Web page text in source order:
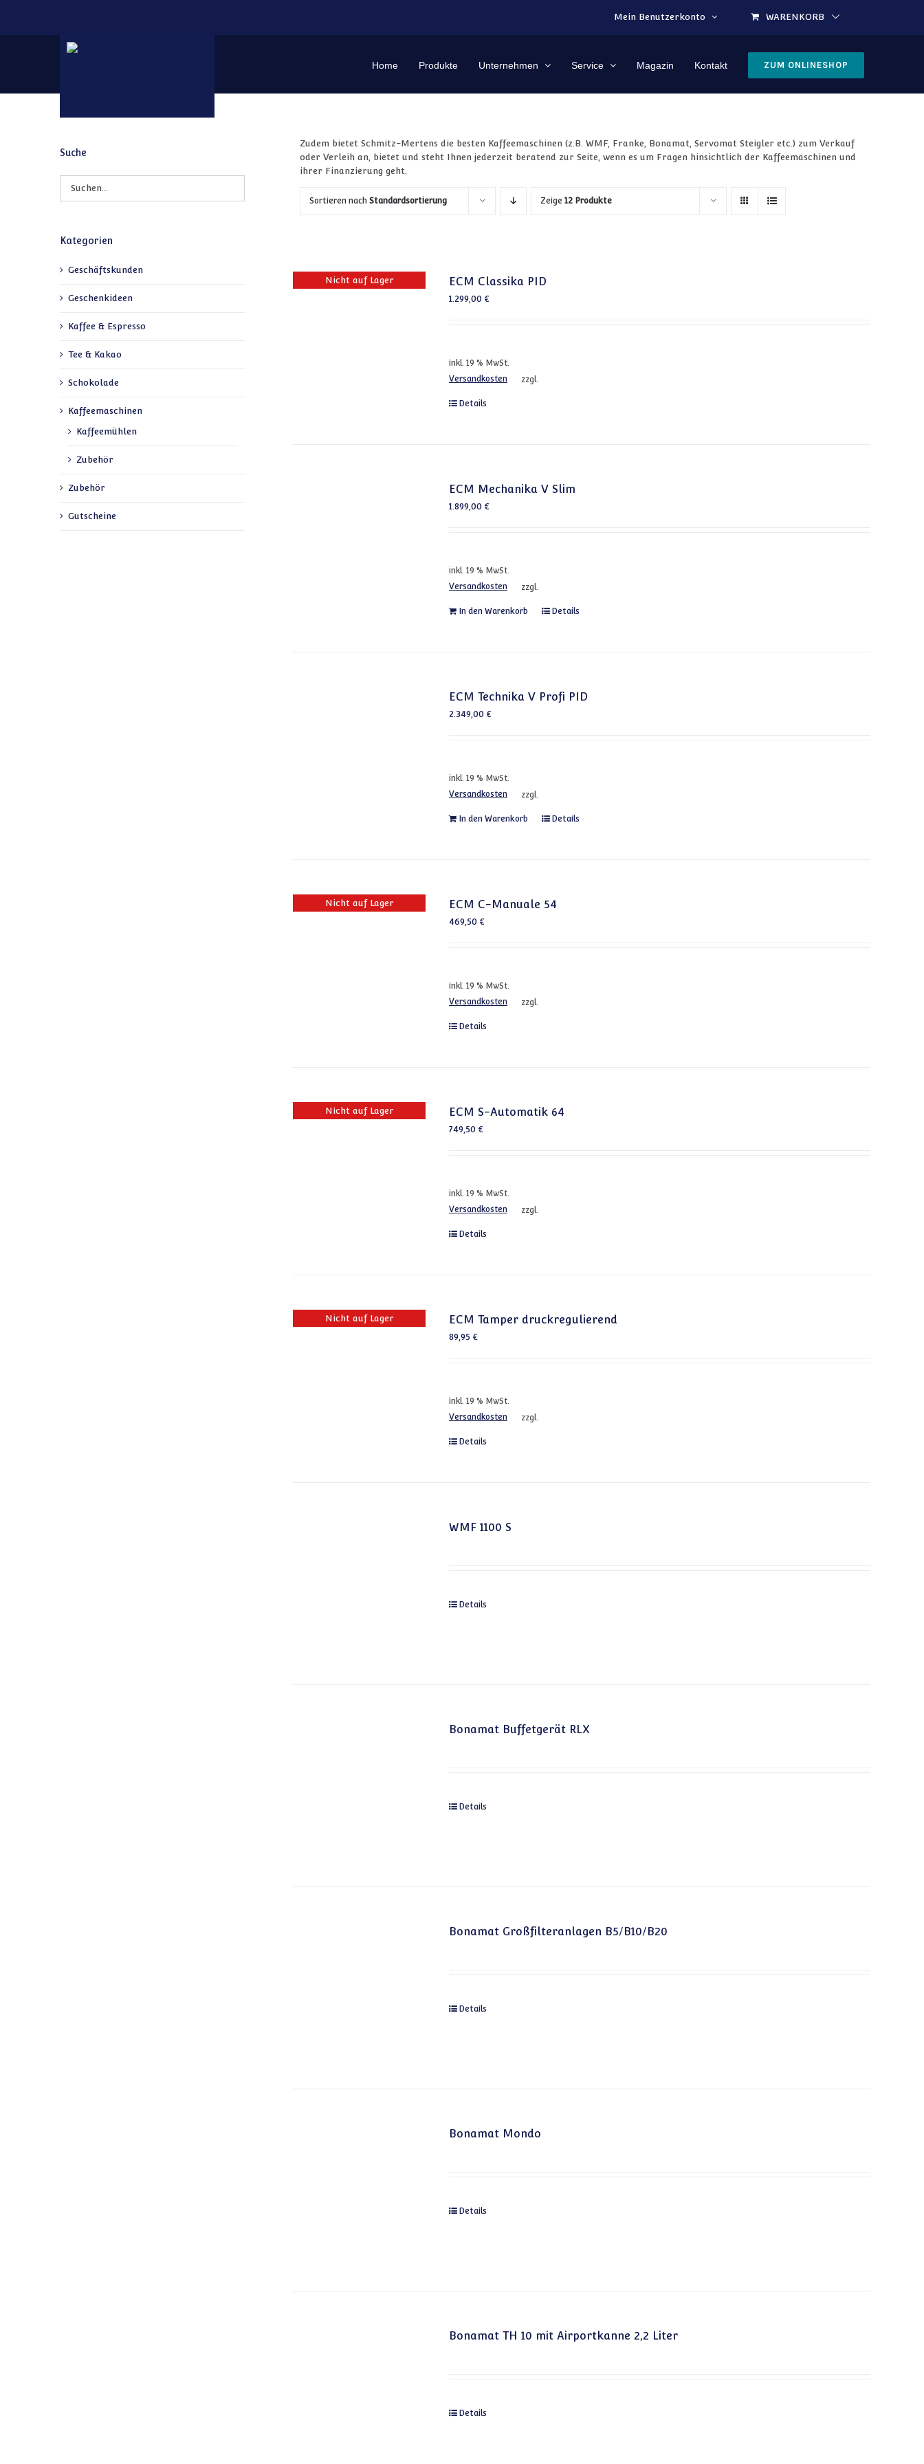
Mein Benutzerkonto
WARENKORB
Home Produkte Unternehmen Service Magazin Kontakt ZUM ONLINESHOP
Zudem bietet Schmitz-Mertens die besten Kaffeemaschinen (z.B. WMF, Franke, Bonamat, Servomat Steigler etc.) zum Verkauf
oder Verleih an, bietet und steht Ihnen jederzeit beratend zur Seite, wenn es um Fragen hinsichtlich der Kaffeemaschinen und
ihrer Finanzierung geht.
Sortieren nachStandardsortierung Zeige12 Produkte
Nicht auf Lager ECM Classika PID
1.299,00 €
inkl. 19 % MwSt.
zzgl.
Versandkosten
Details
ECM Mechanika V Slim
1.899,00 €
inkl. 19 % MwSt.
zzgl.
Versandkosten
In den Warenkorb Details
ECM Technika V Profi PID
2.349,00 €
inkl. 19 % MwSt.
zzgl.
Versandkosten
In den Warenkorb Details
Nicht auf Lager ECM C-Manuale 54
469,50 €
inkl. 19 % MwSt.
zzgl.
Versandkosten
Details
Nicht auf Lager ECM S-Automatik 64
749,50 €
inkl. 19 % MwSt.
zzgl.
Versandkosten
Details
Nicht auf Lager ECM Tamper druckregulierend
89,95 €
inkl. 19 % MwSt.
zzgl.
Versandkosten
Details
WMF 1100 S
Details
Bonamat Buffetgerät RLX
Details
Bonamat Großfilteranlagen B5/B10/B20
Details
Bonamat Mondo
Details
Bonamat TH 10 mit Airportkanne 2,2 Liter
Details
Suche
Kategorien
Geschäftskunden
Geschenkideen
Kaffee & Espresso
Tee & Kakao
Schokolade
Kaffeemaschinen
Kaffeemühlen
Zubehör
Zubehör
Gutscheine